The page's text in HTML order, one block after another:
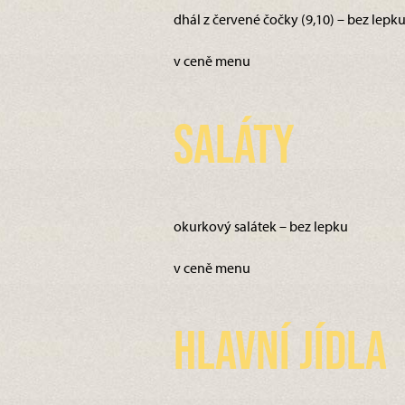
dhál z červené čočky (9,10) – bez lepku
v ceně menu
Saláty
okurkový salátek – bez lepku
v ceně menu
Hlavní jídla